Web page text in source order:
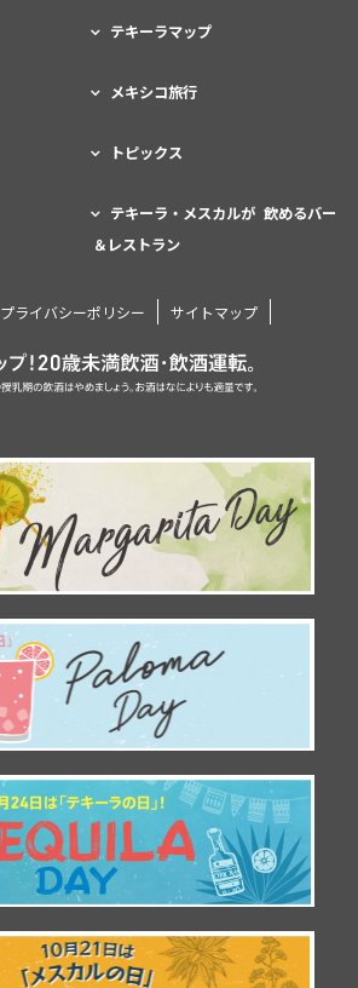
テキーラマップ
メキシコ旅行
トピックス
テキーラ・メスカルが 飲めるバー
＆レストラン
プライバシーポリシー サイトマップ